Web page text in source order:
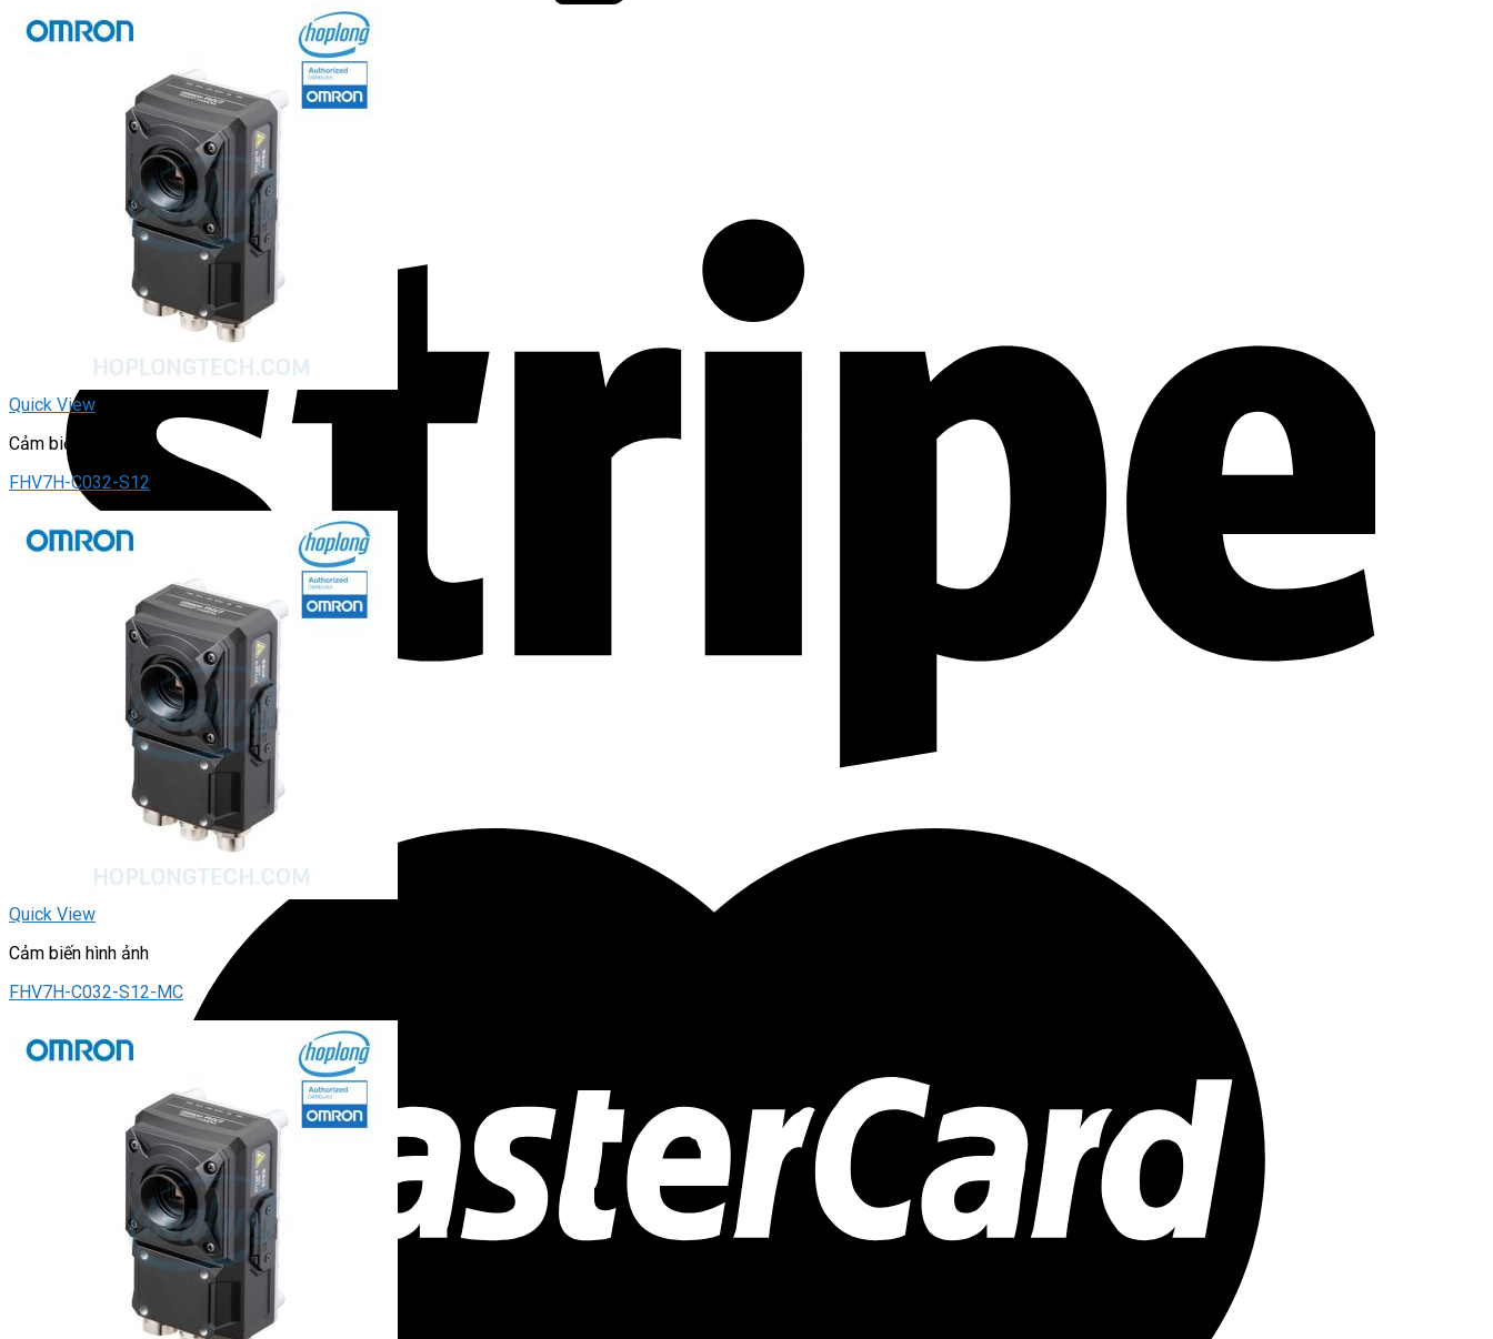
Quick View
Cảm biến hình ảnh
FHV7H-C032-S12
Quick View
Cảm biến hình ảnh
FHV7H-C032-S12-MC